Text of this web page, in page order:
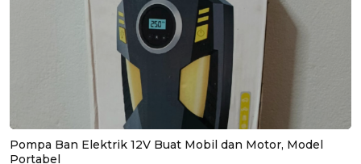
Pompa Ban Elektrik 12V Buat Mobil dan Motor, Model
Portabel